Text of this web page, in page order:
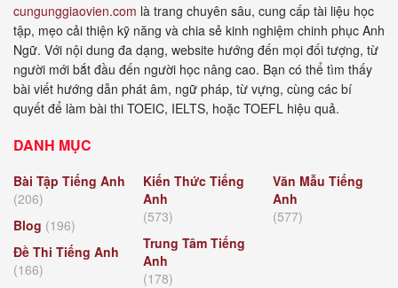
cungunggiaovien.com là trang chuyên sâu, cung cấp tài liệu học
tập, mẹo cải thiện kỹ năng và chia sẻ kinh nghiệm chinh phục Anh
Ngữ. Với nội dung đa dạng, website hướng đến mọi đối tượng, từ
người mới bắt đầu đến người học nâng cao. Bạn có thể tìm thấy
bài viết hướng dẫn phát âm, ngữ pháp, từ vựng, cùng các bí
quyết để làm bài thi TOEIC, IELTS, hoặc TOEFL hiệu quả.
DANH MỤC
Bài Tập Tiếng Anh
(206)
Blog (196)
Đề Thi Tiếng Anh
(166)
Kiến Thức Tiếng
Anh
(573)
Trung Tâm Tiếng
Anh
(178)
Văn Mẫu Tiếng
Anh
(577)